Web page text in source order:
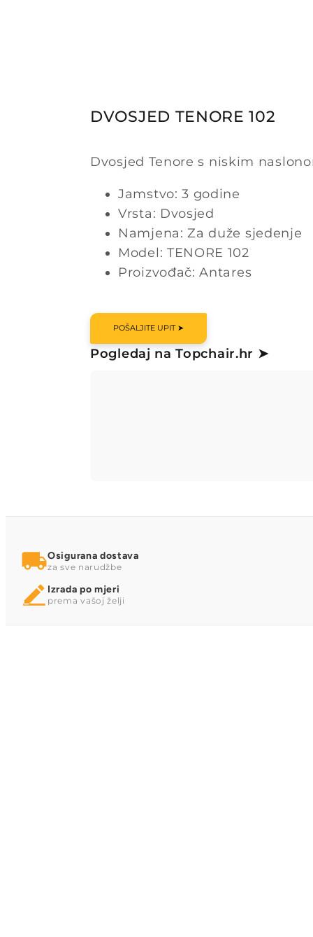
DVOSJED TENORE 102
Dvosjed Tenore s niskim
Jamstvo: 3 godine
Vrsta: Dvosjed
Namjena: Za duže sjedenje
Model: TENORE 102
Proizvođač: Antares
POŠALJITE UPIT ➤
Pogledaj na Topchair.hr ➤
Osigurana dostava
za sve narudžbe
Izrada po mjeri
prema vašoj želji